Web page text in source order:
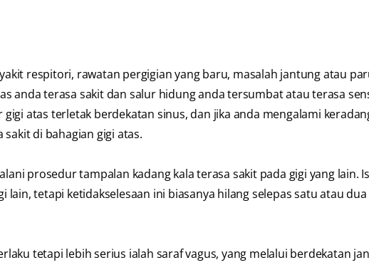
respitori, rawatan pergigian yang baru, masalah jantung atau
anda terasa sakit dan salur hidung anda tersumbat atau terasa
atas terletak berdekatan sinus, dan jika anda mengalami
di bahagian gigi atas.
prosedur tampalan kadang kala terasa sakit pada gigi yang lain.
tetapi ketidakselesaan ini biasanya hilang selepas satu atau dua
tetapi lebih serius ialah saraf vagus, yang melalui berdekatan